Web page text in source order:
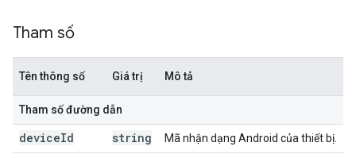
Tham số
Tên thông số Giá trị Mô tả
Tham số đường dẫn
deviceId string Mã nhận dạng Android của thiết bị.